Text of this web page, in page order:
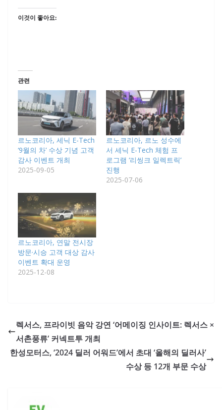
이것이 좋아요:
관련
르노코리아, 세닉 E-Tech
‘9월의 차’ 수상 기념 고객
감사 이벤트 개최
2025-09-05
르노코리아, 르노 성수에
서 세닉 E-Tech 체험 프
로그램 ‘리씽크 일렉트릭’
진행
2025-07-06
르노코리아, 연말 전시장
방문·시승 고객 대상 감사
이벤트 확대 운영
2025-12-08
렉서스, 프라이빗 음악 강연 ‘어메이징 인사이트: 렉서스 ×
서촌풍류’ 커넥트투 개최
한성모터스, ‘2024 딜러 어워드’에서 초대 ‘올해의 딜러사’
수상 등 12개 부문 수상